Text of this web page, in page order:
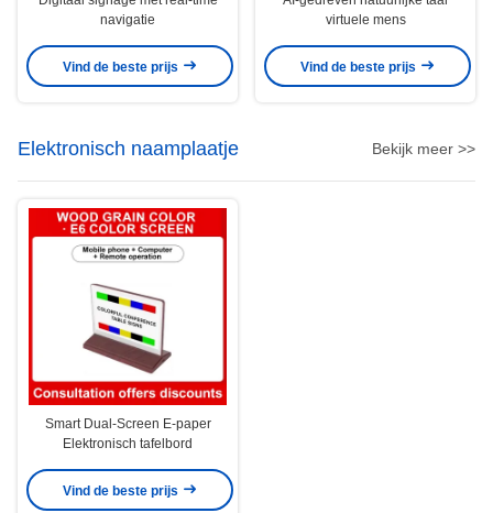
navigatie
Vind de beste prijs
virtuele mens
Vind de beste prijs
Elektronisch naamplaatje Bekijk meer >>
Smart Dual-Screen E-paper
Elektronisch tafelbord
Vind de beste prijs